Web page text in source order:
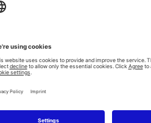
The surfaces are particularly easy to
rubbed off using a finger.